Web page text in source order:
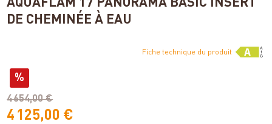
AQUAFLAM 17 PANORAMA BASIC INSERT
DE CHEMINÉE À EAU
(économie de 15%)
Fiche technique du produit
%
4 654,00 €
4 125,00 €